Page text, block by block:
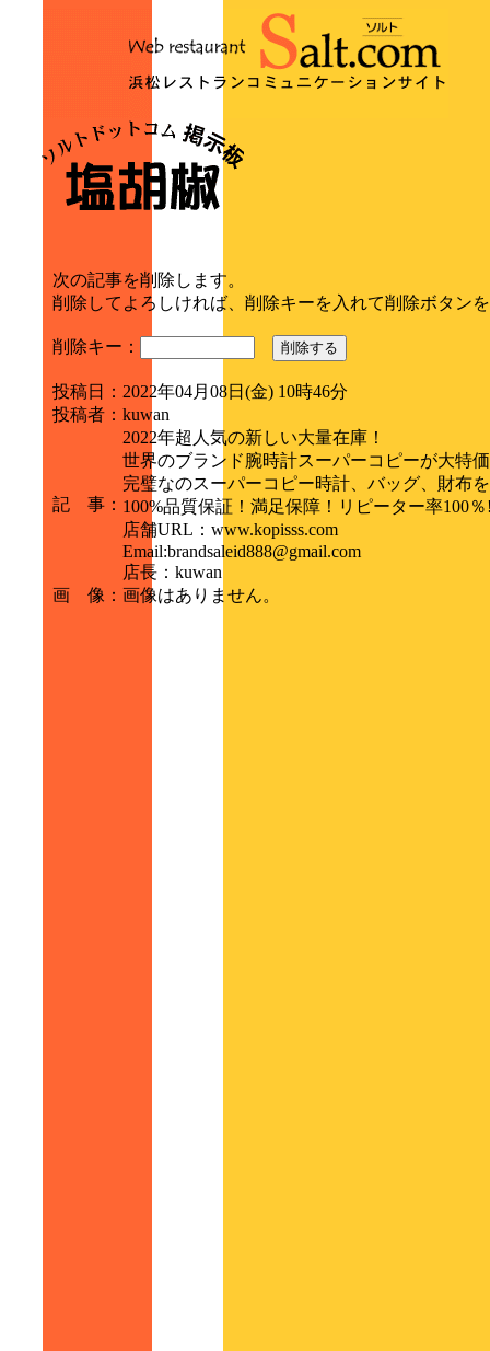
次の記事を削除します。
削除してよろしければ、削除キーを入れて削除ボタン
削除キー： 削除する
投稿日 ： 2022年04月08日(金) 10時46分
投稿者 ： kuwan
記 事 ：
2022年超人気の新しい大量在庫！
世界のブランド腕時計スーパーコピーが大特
完璧なのスーパーコピー時計、バッグ、財布
100%品質保証！満足保障！リピーター率100
店舗URL：www.kopisss.com
Email:brandsaleid888@gmail.com
店長：kuwan
画 像 ： 画像はありません。